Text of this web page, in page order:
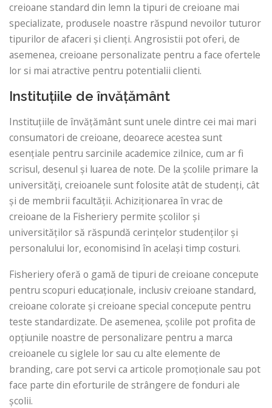
creioane standard din lemn la tipuri de creioane mai
specializate, produsele noastre răspund nevoilor tuturor
tipurilor de afaceri și clienți. Angrosistii pot oferi, de
asemenea, creioane personalizate pentru a face ofertele
lor si mai atractive pentru potentialii clienti.
Instituţiile de învăţământ
Instituțiile de învățământ sunt unele dintre cei mai mari
consumatori de creioane, deoarece acestea sunt
esențiale pentru sarcinile academice zilnice, cum ar fi
scrisul, desenul și luarea de note. De la școlile primare la
universități, creioanele sunt folosite atât de studenți, cât
și de membrii facultății. Achiziționarea în vrac de
creioane de la Fisheriery permite școlilor și
universităților să răspundă cerințelor studenților și
personalului lor, economisind în același timp costuri.
Fisheriery oferă o gamă de tipuri de creioane concepute
pentru scopuri educaționale, inclusiv creioane standard,
creioane colorate și creioane special concepute pentru
teste standardizate. De asemenea, școlile pot profita de
opțiunile noastre de personalizare pentru a marca
creioanele cu siglele lor sau cu alte elemente de
branding, care pot servi ca articole promoționale sau pot
face parte din eforturile de strângere de fonduri ale
școlii.